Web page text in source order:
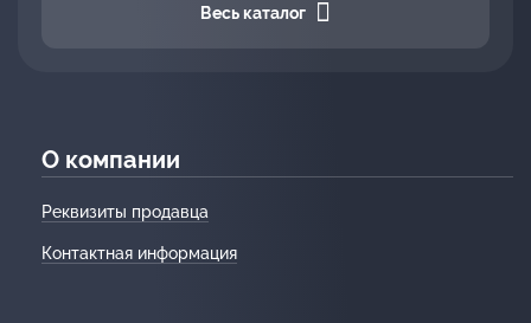
Весь каталог
О компании
Реквизиты продавца
Контактная информация